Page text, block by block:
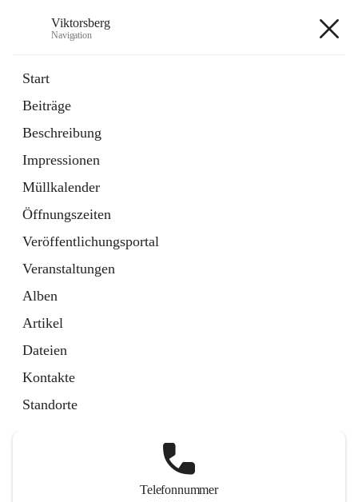
Viktorsberg
Navigation
Start
Beiträge
Beschreibung
Impressionen
Müllkalender
Öffnungszeiten
Veröffentlichungsportal
Veranstaltungen
Alben
Artikel
Dateien
Kontakte
Standorte
1 Schnellzugriff
Bürgerservice
10 Schnellzugriffe
Telefonnummer